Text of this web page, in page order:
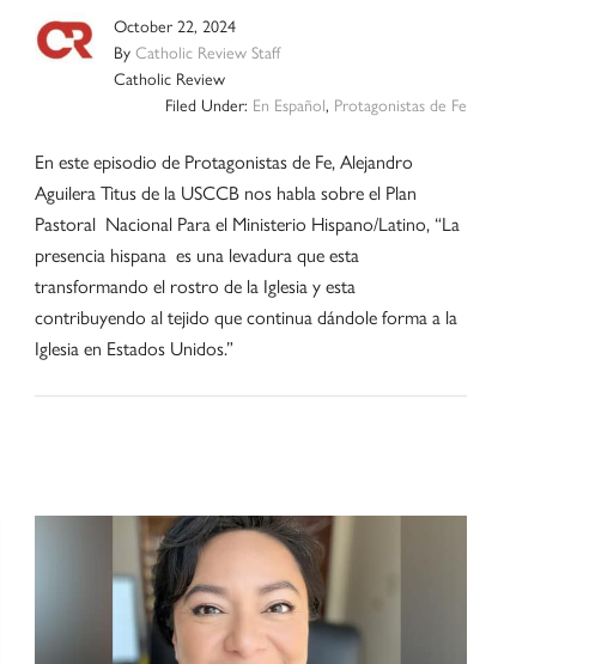
October 22, 2024
ByCatholic Review Staff
Catholic Review
Filed Under: En Español, Protagonistas de Fe
En este episodio de Protagonistas de Fe, Alejandro
Aguilera Titus de la USCCB nos habla sobre el Plan
Pastoral Nacional Para el Ministerio Hispano/Latino, “La
presencia hispana es una levadura que esta
transformando el rostro de la Iglesia y esta
contribuyendo al tejido que continua dándole forma a la
Iglesia en Estados Unidos.”